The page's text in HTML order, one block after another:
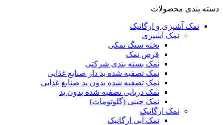
دسته بندی محصولات
نمک آشپزی و ارگانیک
نمک آشپزی
تخته سنگ نمکی
قرص نمک
نمک بسته بندی شرکتی
نمک تصفیه شده ید دار صنایع غذایی
نمک تصفیه شده بدون ید صنایع غذایی
نمک دریایی تصفیه شده بدون ید
نمک چینی (گلوتومات)
نمک ارگانیک
نمک آبی ارگانیک